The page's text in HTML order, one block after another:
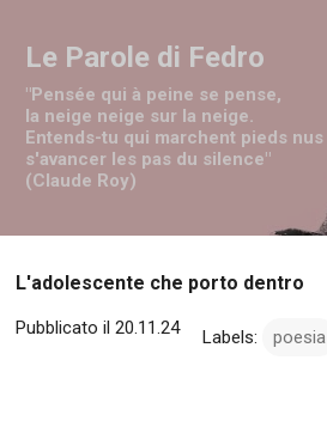
Le Parole di Fedro
"Pensée qui à peine se pense,
la neige neige sur la neige.
Entends-tu qui marchent pieds nus
s'avancer les pas du silence"
(Claude Roy)
L'adolescente che porto dentro
Pubblicato il 20.11.24 Labels: poesia